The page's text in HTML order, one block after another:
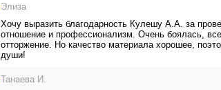
Элиза
Хочу выразить благодарность Кулешу А.А. за
отношение и профессионализм. Очень боялась,
отторжение. Но качество материала хорошее,
души!
Танаева И.